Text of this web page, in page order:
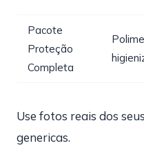
Pacote
Proteção
Completa
Use fotos reais dos
genericas.